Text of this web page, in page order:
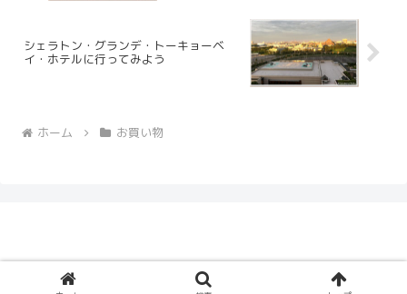
シェラトン・グランデ・トーキョーベ
イ・ホテルに行ってみよう
ホーム お買い物
© 2005 Ceruberus Husky.